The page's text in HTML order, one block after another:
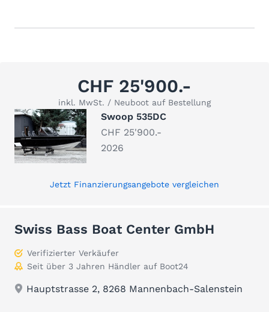
CHF 25'900.-
inkl. MwSt. / Neuboot auf Bestellung
Swoop 535DC
CHF 25'900.-
2026
Jetzt Finanzierungsangebote vergleichen
Swiss Bass Boat Center GmbH
Verifizierter Verkäufer
Seit über 3 Jahren Händler auf Boot24
Hauptstrasse 2, 8268 Mannenbach-Salenstein